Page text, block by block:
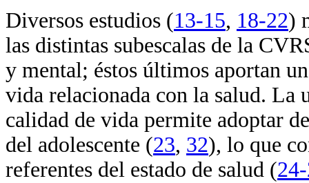
Diversos estudios (13-15, 18-22)
las distintas subescalas de la
y mental; éstos últimos aportan
vida relacionada con la salud. La
calidad de vida permite adoptar
del adolescente (23, 32), lo que
referentes del estado de salud (